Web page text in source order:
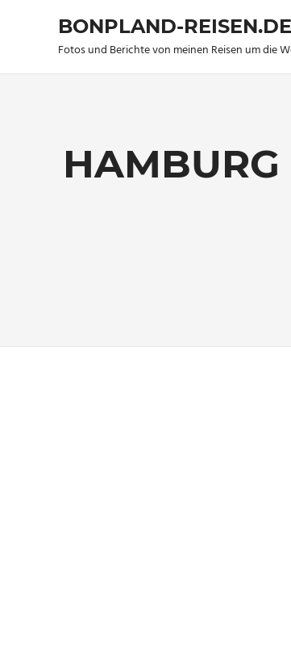
BONPLAND-REISEN.DE
Fotos und Berichte von meinen Reisen um die
HAMBURG